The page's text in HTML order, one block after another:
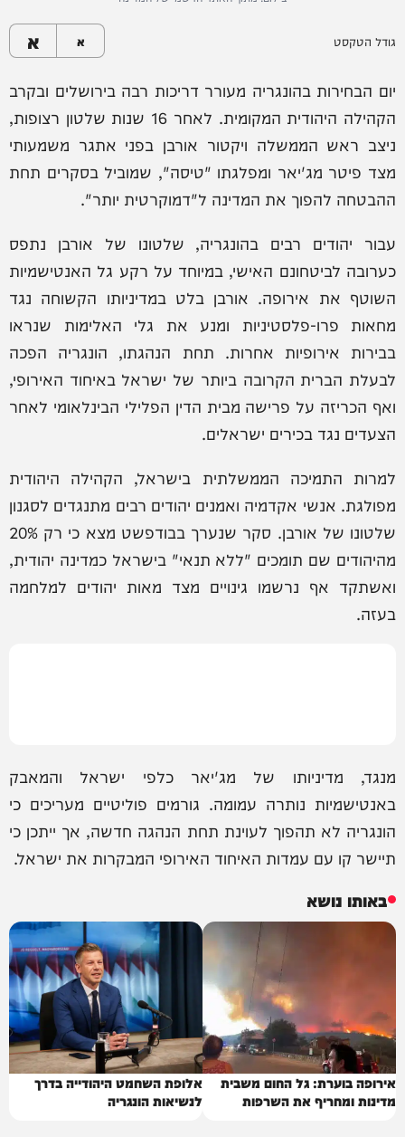
גודל הטקסט א א
יום הבחירות בהונגריה מעורר דריכות רבה בירושלים ובקרב
הקהילה היהודית המקומית. לאחר 16 שנות שלטון רצופות,
ניצב ראש הממשלה ויקטור אורבן בפני אתגר משמעותי
מצד פיטר מג'יאר ומפלגתו "טיסה", שמוביל בסקרים תחת
ההבטחה להפוך את המדינה ל"דמוקרטית יותר".
עבור יהודים רבים בהונגריה, שלטונו של אורבן נתפס
כערובה לביטחונם האישי, במיוחד על רקע גל האנטישמיות
השוטף את אירופה. אורבן בלט במדיניותו הקשוחה נגד
מחאות פרו-פלסטיניות ומנע את גלי האלימות שנראו
בבירות אירופיות אחרות. תחת הנהגתו, הונגריה הפכה
לבעלת הברית הקרובה ביותר של ישראל באיחוד האירופי,
ואף הכריזה על פרישה מבית הדין הפלילי הבינלאומי לאחר
הצעדים נגד בכירים ישראלים.
למרות התמיכה הממשלתית בישראל, הקהילה היהודית
מפולגת. אנשי אקדמיה ואמנים יהודים רבים מתנגדים לסגנון
שלטונו של אורבן. סקר שנערך בבודפשט מצא כי רק 20%
מהיהודים שם תומכים "ללא תנאי" בישראל כמדינה יהודית,
ואשתקד אף נרשמו גינויים מצד מאות יהודים למלחמה
בעזה.
מנגד, מדיניותו של מג'יאר כלפי ישראל והמאבק
באנטישמיות נותרה עמומה. גורמים פוליטיים מעריכים כי
הונגריה לא תהפוך לעוינת תחת הנהגה חדשה, אך ייתכן כי
תיישר קו עם עמדות האיחוד האירופי המבקרות את ישראל.
באותו נושא
אירופה בוערת: גל החום משבית
מדינות ומחריף את השרפות
אלופת השחמט היהודייה בדרך
לנשיאות הונגריה